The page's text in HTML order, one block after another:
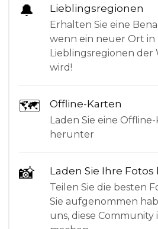
🔔 Lieblingsregionen
Erhalten Sie eine
wenn ein neuer Ort in
Lieblingsregionen
wird!
🗺 Offline-Karten
Laden Sie eine
herunter
📸 Laden Sie Ihre Fotos
Teilen Sie die besten
Sie aufgenommen
uns, diese